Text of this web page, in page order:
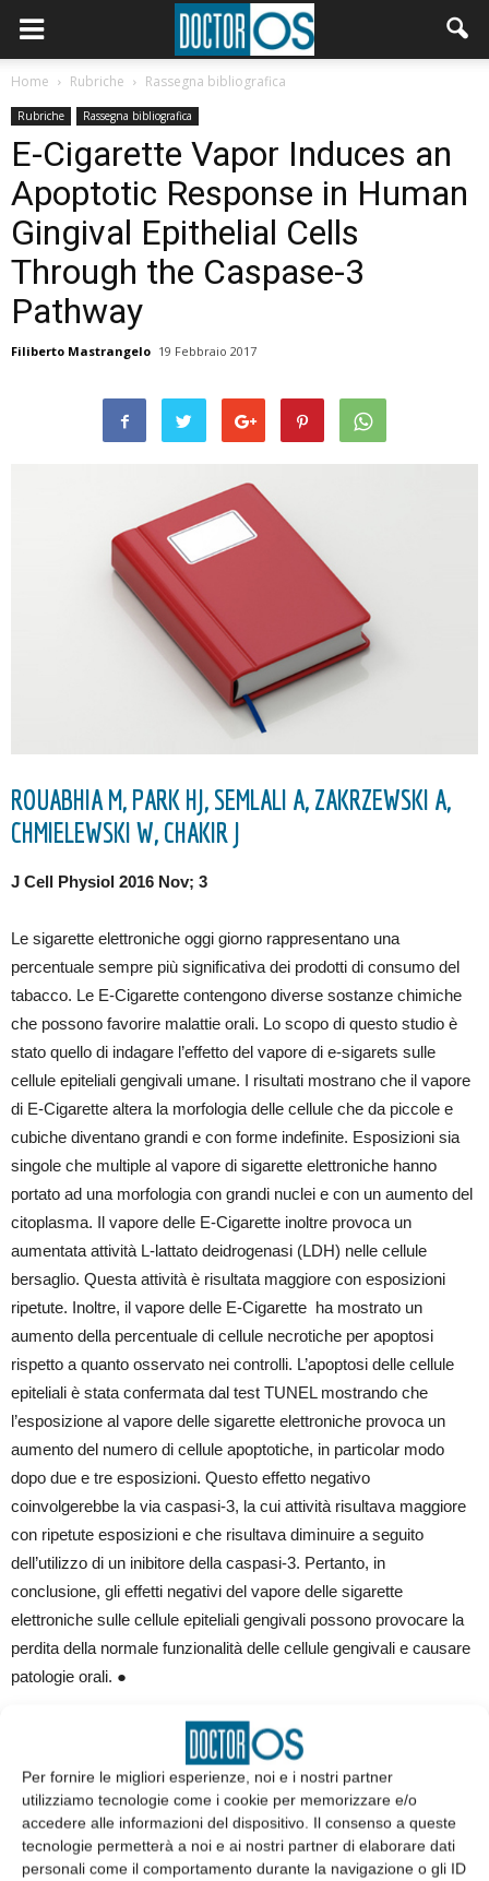
Per fornire le migliori esperienze, noi e i nostri partner
utilizziamo tecnologie come i cookie per memorizzare e/o
accedere alle informazioni del dispositivo. Il consenso a queste
tecnologie permetterà a noi e ai nostri partner di elaborare dati
personali come il comportamento durante la navigazione o gli ID
Home Rubriche Rassegna bibliografica
Rubriche Rassegna bibliografica
E-Cigarette Vapor Induces an
Apoptotic Response in Human
Gingival Epithelial Cells
Through the Caspase-3
Pathway
Filiberto Mastrangelo 19 Febbraio 2017
ROUABHIA M, PARK HJ, SEMLALI A, ZAKRZEWSKI A,
CHMIELEWSKI W, CHAKIR J
J Cell Physiol 2016 Nov; 3
Le sigarette elettroniche oggi giorno rappresentano una
percentuale sempre più significativa dei prodotti di consumo del
tabacco. Le E-Cigarette contengono diverse sostanze chimiche
che possono favorire malattie orali. Lo scopo di questo studio è
stato quello di indagare l’effetto del vapore di e-sigarets sulle
cellule epiteliali gengivali umane. I risultati mostrano che il vapore
di E-Cigarette altera la morfologia delle cellule che da piccole e
cubiche diventano grandi e con forme indefinite. Esposizioni sia
singole che multiple al vapore di sigarette elettroniche hanno
portato ad una morfologia con grandi nuclei e con un aumento del
citoplasma. Il vapore delle E-Cigarette inoltre provoca un
aumentata attività L-lattato deidrogenasi (LDH) nelle cellule
bersaglio. Questa attività è risultata maggiore con esposizioni
ripetute. Inoltre, il vapore delle E-Cigarette ha mostrato un
aumento della percentuale di cellule necrotiche per apoptosi
rispetto a quanto osservato nei controlli. L’apoptosi delle cellule
epiteliali è stata confermata dal test TUNEL mostrando che
l’esposizione al vapore delle sigarette elettroniche provoca un
aumento del numero di cellule apoptotiche, in particolar modo
dopo due e tre esposizioni. Questo effetto negativo
coinvolgerebbe la via caspasi-3, la cui attività risultava maggiore
con ripetute esposizioni e che risultava diminuire a seguito
dell’utilizzo di un inibitore della caspasi-3. Pertanto, in
conclusione, gli effetti negativi del vapore delle sigarette
elettroniche sulle cellule epiteliali gengivali possono provocare la
perdita della normale funzionalità delle cellule gengivali e causare
patologie orali. ●
Filiberto Mastrangelo,